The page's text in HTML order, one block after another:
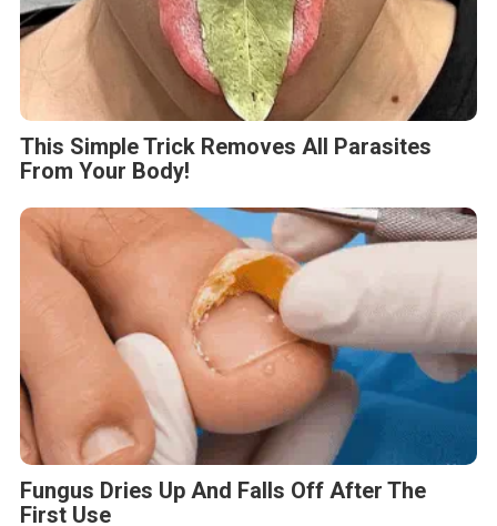
This Simple Trick Removes All Parasites
From Your Body!
Fungus Dries Up And Falls Off After The
First Use